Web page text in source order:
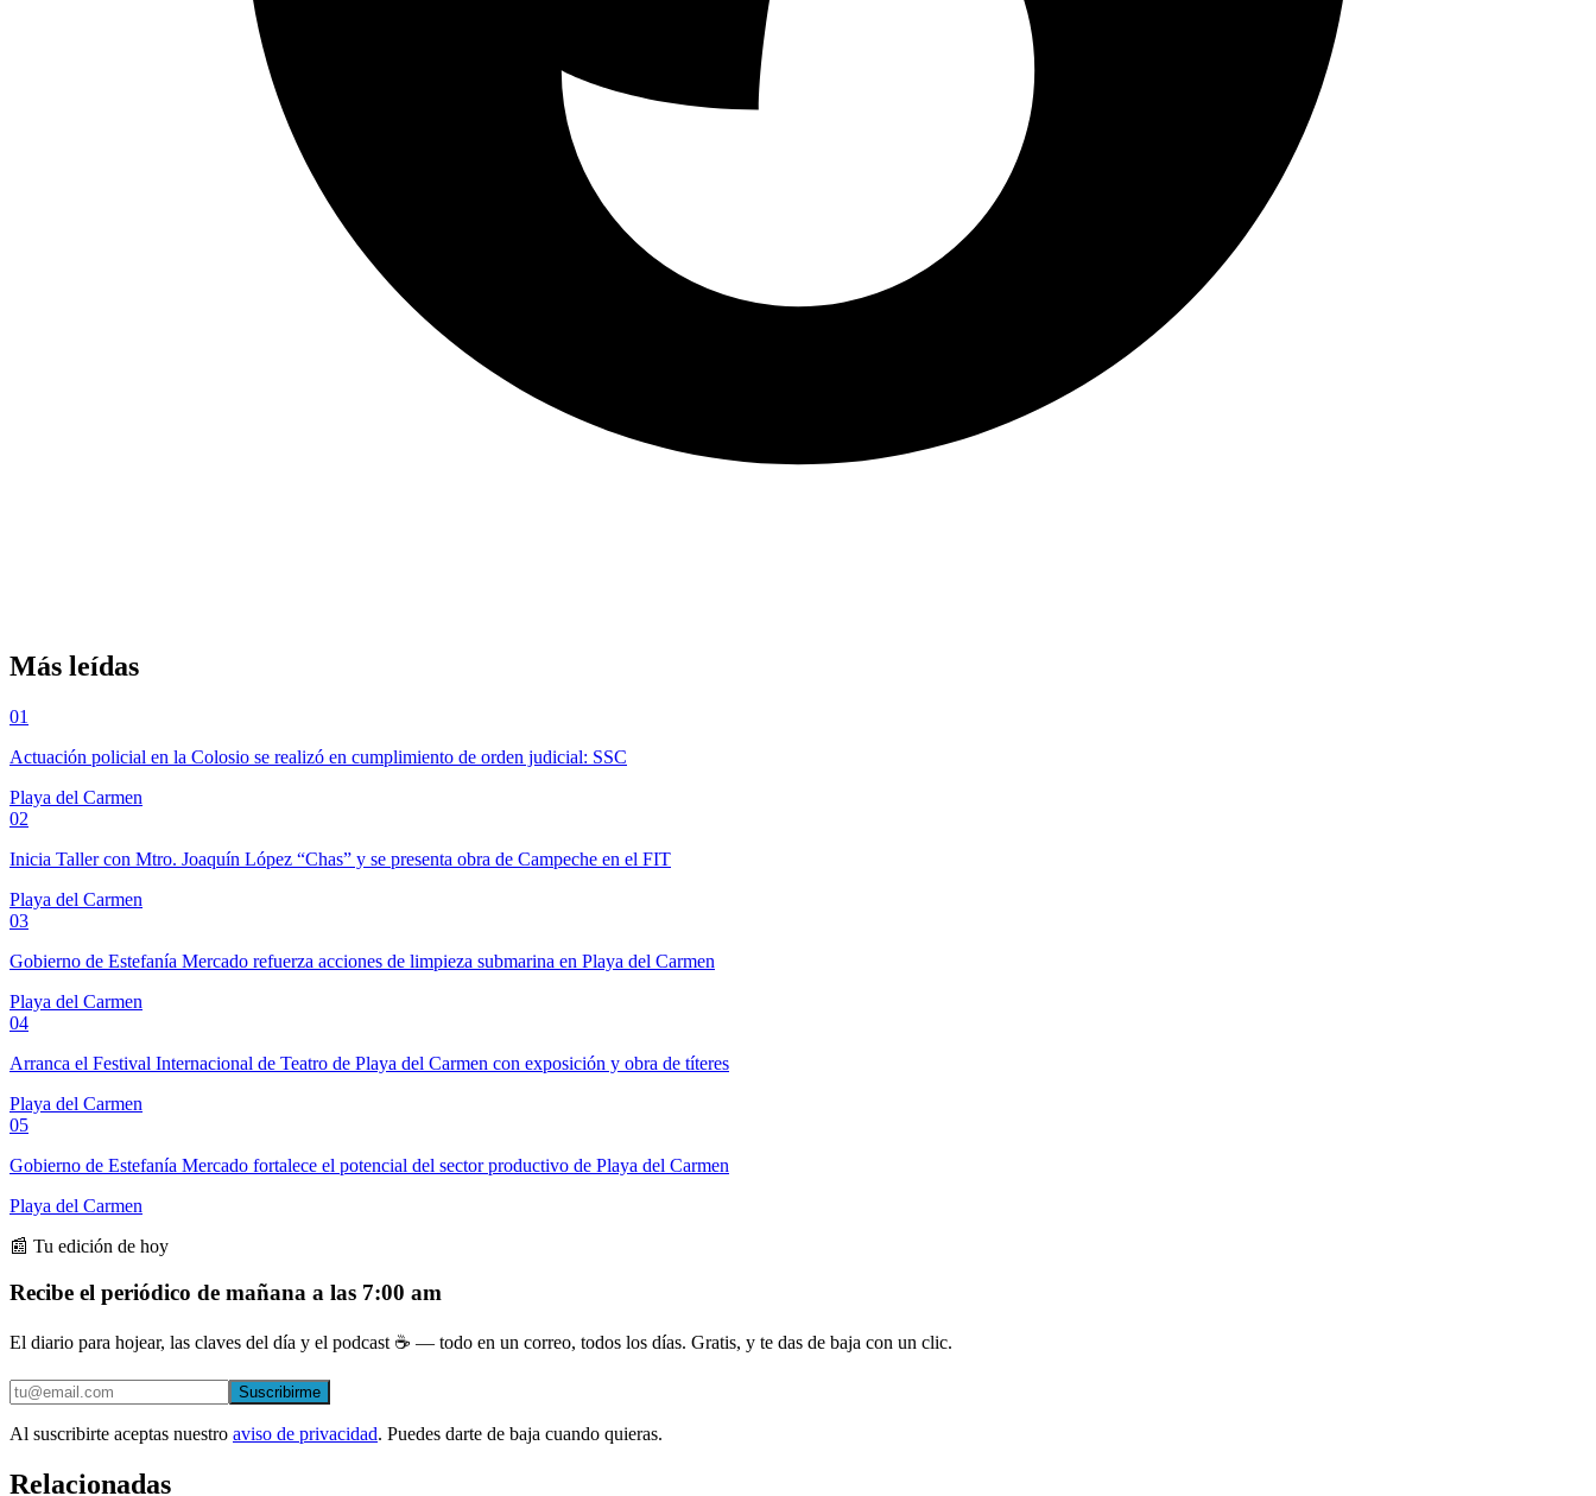
Más leídas
01
Actuación policial en la Colosio se realizó en cumplimiento de orden judicial: SSC
Playa del Carmen
02
Inicia Taller con Mtro. Joaquín López “Chas” y se presenta obra de Campeche en el FIT
Playa del Carmen
03
Gobierno de Estefanía Mercado refuerza acciones de limpieza submarina en Playa del Carmen
Playa del Carmen
04
Arranca el Festival Internacional de Teatro de Playa del Carmen con exposición y obra de títeres
Playa del Carmen
05
Gobierno de Estefanía Mercado fortalece el potencial del sector productivo de Playa del Carmen
Playa del Carmen
📰 Tu edición de hoy
Recibe el periódico de mañana a las 7:00 am
El diario para hojear, las claves del día y el podcast ☕ — todo en un correo, todos los días. Gratis, y te das de baja con un clic.
Suscribirme
Al suscribirte aceptas nuestro aviso de privacidad. Puedes darte de baja cuando quieras.
Relacionadas